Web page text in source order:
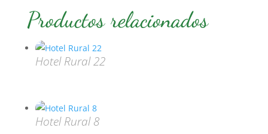
Productos relacionados
Hotel Rural 22
Hotel Rural 8